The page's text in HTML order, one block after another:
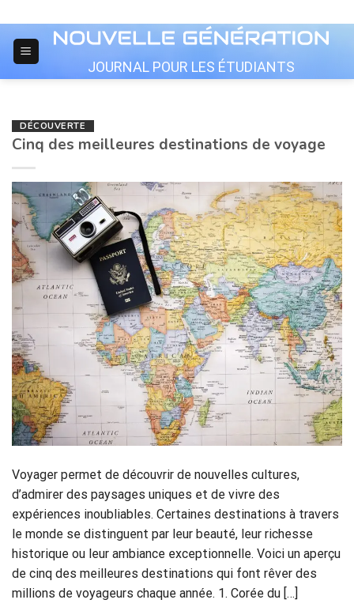
to
content
JOURNAL POUR LES ÉTUDIANTS
DÉCOUVERTE
Cinq des meilleures destinations de voyage
Voyager permet de découvrir de nouvelles cultures,
d’admirer des paysages uniques et de vivre des
expériences inoubliables. Certaines destinations à travers
le monde se distinguent par leur beauté, leur richesse
historique ou leur ambiance exceptionnelle. Voici un aperçu
de cinq des meilleures destinations qui font rêver des
millions de voyageurs chaque année. 1. Corée du […]